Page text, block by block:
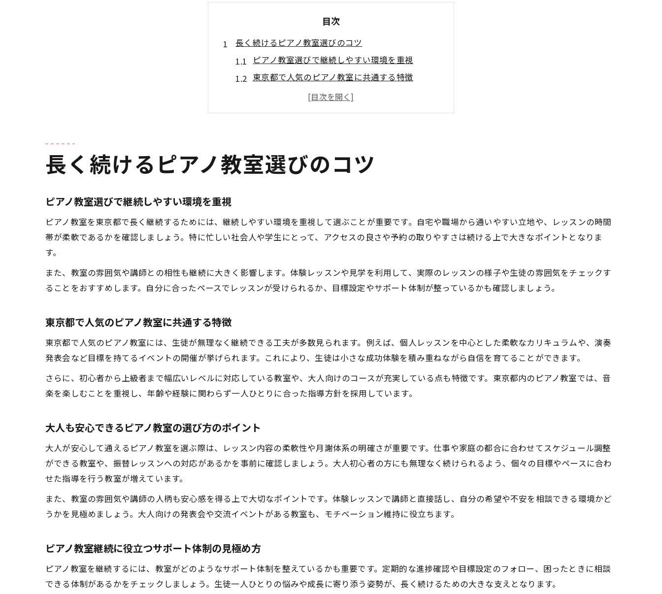
目次
長く続けるピアノ教室選びのコツ
ピアノ教室選びで継続しやすい環境を重視
東京都で人気のピアノ教室に共通する特徴
大人も安心できるピアノ教室の選び方のポイント
ピアノ教室継続に役立つサポート体制の見極め方
ピアノ教室で続けやすい柔軟なレッスンスタイル
日常に合わせやすいピアノ教室のレッスンプラン
大人初心者も続くピアノ教室の魅力ポイント
ピアノ教室で楽しさを実感できる工夫とは
東京都でおすすめのピアノ教室に共通する点
ピアノ教室選びで大人に人気のポイントを解説
ピアノ学習が途切れない理由とは何か
東京都のピアノ教室が重視するサポート内容
モチベーション維持に役立つピアノ教室の工夫
継続するためのモチベーション維持術
東京都のピアノ教室でモチベーションを保つコツ
ピアノ教室の先生と築く信頼関係が継続に直結
大人向けピアノ教室が東京都で選ばれる理由
長く続けるピアノ教室選びのコツ
ピアノ教室選びで継続しやすい環境を重視
ピアノ教室を東京都で長く継続するためには、継続しやすい環境を重視して選ぶことが重要です。自宅や職場から通いやすい立地や、レッスンの時間
帯が柔軟であるかを確認しましょう。特に忙しい社会人や学生にとって、アクセスの良さや予約の取りやすさは続ける上で大きなポイントとなりま
す。
また、教室の雰囲気や講師との相性も継続に大きく影響します。体験レッスンや見学を利用して、実際のレッスンの様子や生徒の雰囲気をチェックす
ることをおすすめします。自分に合ったペースでレッスンが受けられるか、目標設定やサポート体制が整っているかも確認しましょう。
東京都で人気のピアノ教室に共通する特徴
東京都で人気のピアノ教室には、生徒が無理なく継続できる工夫が多数見られます。例えば、個人レッスンを中心とした柔軟なカリキュラムや、演奏
発表会など目標を持てるイベントの開催が挙げられます。これにより、生徒は小さな成功体験を積み重ねながら自信を育てることができます。
さらに、初心者から上級者まで幅広いレベルに対応している教室や、大人向けのコースが充実している点も特徴です。東京都内のピアノ教室では、音
楽を楽しむことを重視し、年齢や経験に関わらず一人ひとりに合った指導方針を採用しています。
大人も安心できるピアノ教室の選び方のポイント
大人が安心して通えるピアノ教室を選ぶ際は、レッスン内容の柔軟性や月謝体系の明確さが重要です。仕事や家庭の都合に合わせてスケジュール調整
ができる教室や、振替レッスンへの対応があるかを事前に確認しましょう。大人初心者の方にも無理なく続けられるよう、個々の目標やペースに合わ
せた指導を行う教室が増えています。
また、教室の雰囲気や講師の人柄も安心感を得る上で大切なポイントです。体験レッスンで講師と直接話し、自分の希望や不安を相談できる環境かど
うかを見極めましょう。大人向けの発表会や交流イベントがある教室も、モチベーション維持に役立ちます。
ピアノ教室継続に役立つサポート体制の見極め方
ピアノ教室を継続するには、教室がどのようなサポート体制を整えているかも重要です。定期的な進捗確認や目標設定のフォロー、困ったときに相談
できる体制があるかをチェックしましょう。生徒一人ひとりの悩みや成長に寄り添う姿勢が、長く続けるための大きな支えとなります。